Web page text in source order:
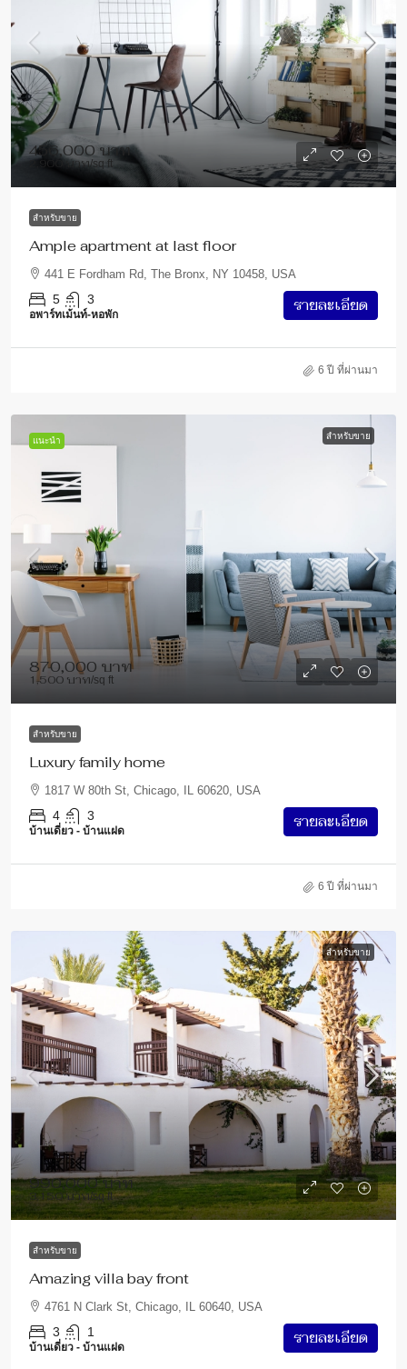
456,000 บาท
2,900 บาท/sq ft
สำหรับขาย
Ample apartment at last floor
441 E Fordham Rd, The Bronx, NY 10458, USA
5 3
อพาร์ทเม้นท์-หอพัก
รายละเอียด
6 ปี ที่ผ่านมา
แนะนำ สำหรับขาย
870,000 บาท
1,500 บาท/sq ft
สำหรับขาย
Luxury family home
1817 W 80th St, Chicago, IL 60620, USA
4 3
บ้านเดี่ยว - บ้านแฝด
รายละเอียด
6 ปี ที่ผ่านมา
สำหรับขาย
990,000 บาท
3,150 บาท/sq ft
สำหรับขาย
Amazing villa bay front
4761 N Clark St, Chicago, IL 60640, USA
3 1
บ้านเดี่ยว - บ้านแฝด
รายละเอียด